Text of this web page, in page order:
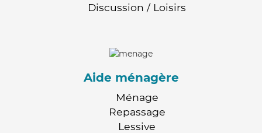
Discussion / Loisirs
Aide ménagère
Ménage
Repassage
Lessive